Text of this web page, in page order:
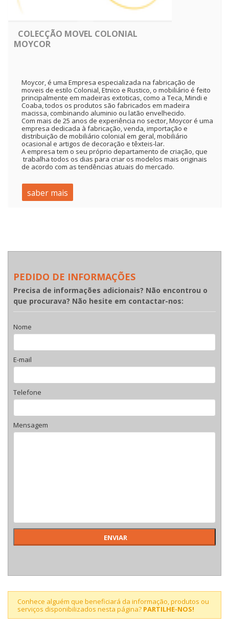
COLECÇÃO MOVEL COLONIAL
MOYCOR
Moycor, é uma Empresa especializada na fabricação de
moveis de estilo Colonial, Etnico e Rustico, o mobiliário é feito
principalmente em madeiras extoticas, como a Teca, Mindi e
Coaba, todos os produtos são fabricados em madeira
macissa, combinando aluminio ou latão envelhecido.
Com mais de 25 anos de experiência no sector, Moycor é uma
empresa dedicada à fabricação, venda, importação e
distribuição de mobiliário colonial em geral, mobiliário
ocasional e artigos de decoração e têxteis-lar.
A empresa tem o seu próprio departamento de criação, que
trabalha todos os dias para criar os modelos mais originais
de acordo com as tendências atuais do mercado.
saber mais
PEDIDO DE INFORMAÇÕES
Precisa de informações adicionais? Não encontrou o
que procurava? Não hesite em contactar-nos:
Nome
E-mail
Telefone
Mensagem
Conhece alguém que beneficiará da informação, produtos ou
serviços disponibilizados nesta página? PARTILHE-NOS!